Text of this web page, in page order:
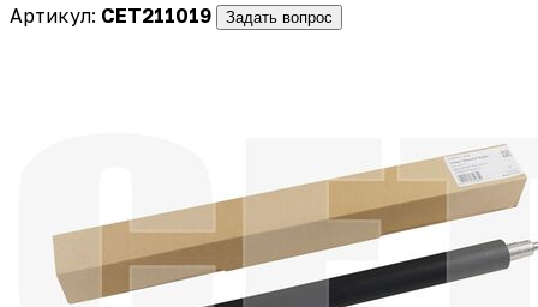
Артикул: CET211019 Задать вопрос